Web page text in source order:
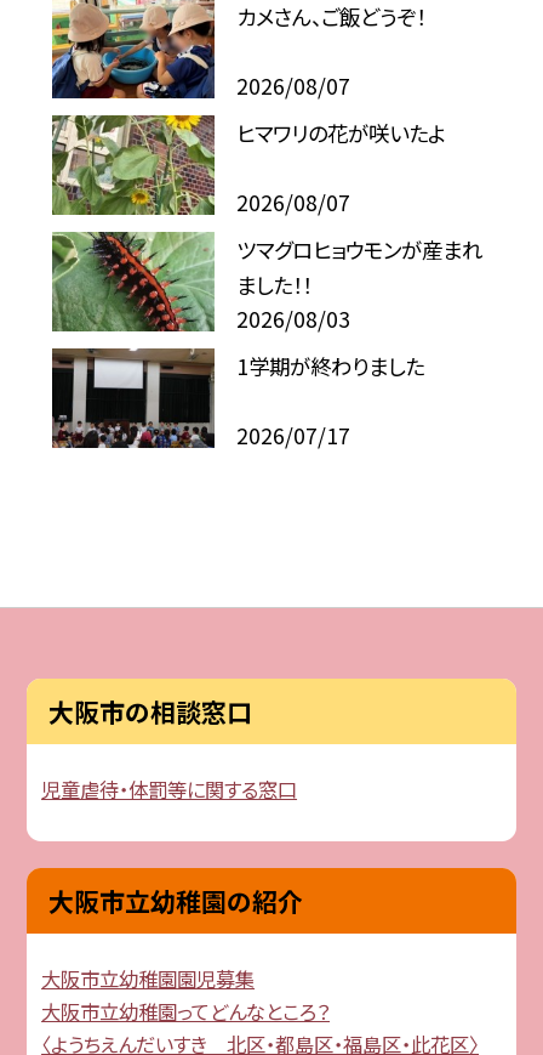
カメさん、ご飯どうぞ！
2026/08/07
ヒマワリの花が咲いたよ
2026/08/07
ツマグロヒョウモンが産まれ
ました！！
2026/08/03
1学期が終わりました
2026/07/17
大阪市の相談窓口
児童虐待・体罰等に関する窓口
大阪市立幼稚園の紹介
大阪市立幼稚園園児募集
大阪市立幼稚園ってどんなところ？
〈ようちえんだいすき 北区・都島区・福島区・此花区〉